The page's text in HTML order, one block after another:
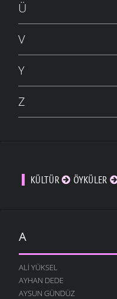
Ü
V
Y
Z
KÜLTÜR ÖYKÜLER
A
ALI YÜKSEL
AYHAN DEDE
AYSUN GÜNDÜZ